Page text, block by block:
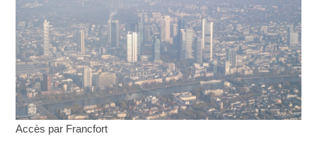
Accès par Francfort